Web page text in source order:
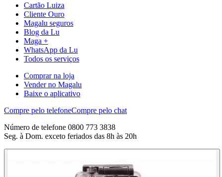
Cartão Luiza
Cliente Ouro
Magalu seguros
Blog da Lu
Maga +
WhatsApp da Lu
Todos os serviços
Comprar na loja
Vender no Magalu
Baixe o aplicativo
Compre pelo telefoneCompre pelo chat
Número de telefone 0800 773 3838
Seg. à Dom. exceto feriados das 8h às 20h